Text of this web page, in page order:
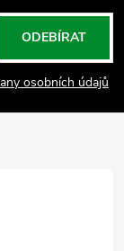
osobních údajů
ODEBÍRAT